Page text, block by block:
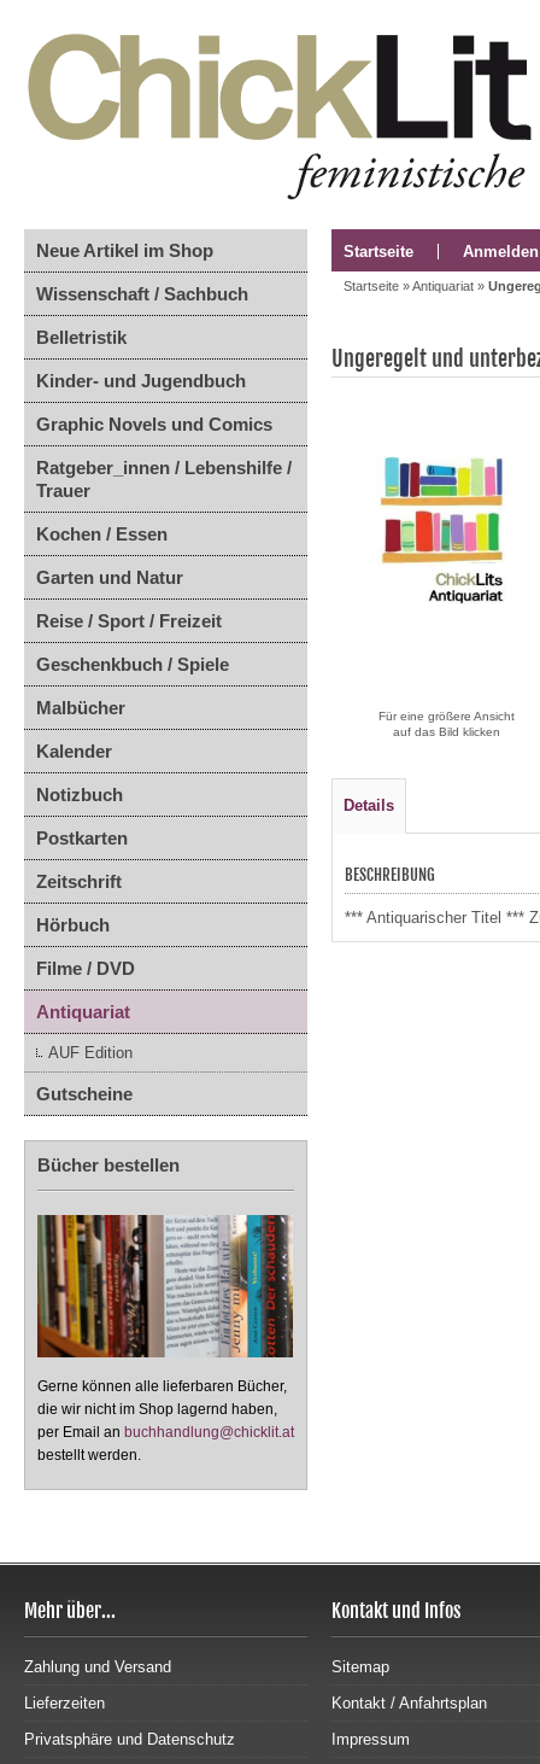
Neue Artikel im Shop
Wissenschaft / Sachbuch
Belletristik
Kinder- und Jugendbuch
Graphic Novels und Comics
Ratgeber_innen / Lebenshilfe /
Trauer
Kochen / Essen
Garten und Natur
Reise / Sport / Freizeit
Geschenkbuch / Spiele
Malbücher
Kalender
Notizbuch
Postkarten
Zeitschrift
Hörbuch
Filme / DVD
Antiquariat
AUF Edition
Gutscheine
Bücher bestellen
Gerne können alle lieferbaren Bücher,
die wir nicht im Shop lagernd haben,
per Email an buchhandlung@chicklit.at
bestellt werden.
Startseite Anmelden
Startseite »Antiquariat »
Ungeregelt und
Für eine größere Ansicht
auf das Bild klicken
Details
BESCHREIBUNG
*** Antiquarischer Titel ***
Mehr über...
Zahlung und Versand
Lieferzeiten
Privatsphäre und Datenschutz
Kontakt und Infos
Sitemap
Kontakt / Anfahrtsplan
Impressum